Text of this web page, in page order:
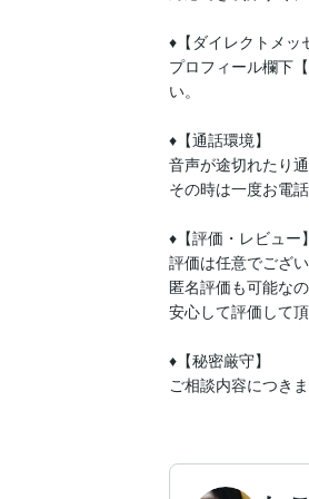
♦【ダイレクトメッ
プロフィール欄下
い。
♦【通話環境】
音声が途切れたり
その時は一度お電
♦【評価・レビュー】
評価は任意でござい
匿名評価も可能な
安心して評価して
♦【秘密厳守】